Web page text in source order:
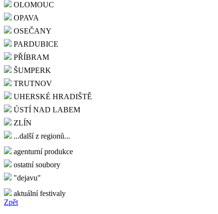
OLOMOUC
OPAVA
OSEČANY
PARDUBICE
PŘÍBRAM
ŠUMPERK
TRUTNOV
UHERSKÉ HRADIŠTĚ
ÚSTÍ NAD LABEM
ZLÍN
...další z regionů...
agenturní produkce
ostatní soubory
"dejavu"
aktuální festivaly
Zpět